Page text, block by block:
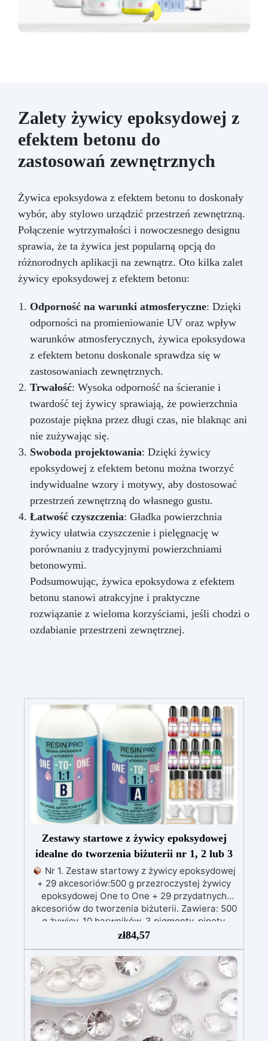
Zalety żywicy epoksydowej z
efektem betonu do
zastosowań zewnętrznych
Żywica epoksydowa z efektem betonu to doskonały
wybór, aby stylowo urządzić przestrzeń zewnętrzną.
Połączenie wytrzymałości i nowoczesnego designu
sprawia, że ta żywica jest popularną opcją do
różnorodnych aplikacji na zewnątrz. Oto kilka zalet
żywicy epoksydowej z efektem betonu:
Odporność na warunki atmosferyczne: Dzięki
odporności na promieniowanie UV oraz wpływ
warunków atmosferycznych, żywica epoksydowa
z efektem betonu doskonale sprawdza się w
zastosowaniach zewnętrznych.
Trwałość: Wysoka odporność na ścieranie i
twardość tej żywicy sprawiają, że powierzchnia
pozostaje piękna przez długi czas, nie blaknąc ani
nie zużywając się.
Swoboda projektowania: Dzięki żywicy
epoksydowej z efektem betonu można tworzyć
indywidualne wzory i motywy, aby dostosować
przestrzeń zewnętrzną do własnego gustu.
Łatwość czyszczenia: Gładka powierzchnia
żywicy ułatwia czyszczenie i pielęgnację w
porównaniu z tradycyjnymi powierzchniami
betonowymi.
Podsumowując, żywica epoksydowa z efektem
betonu stanowi atrakcyjne i praktyczne
rozwiązanie z wieloma korzyściami, jeśli chodzi o
ozdabianie przestrzeni zewnętrznej.
Zestawy startowe z żywicy epoksydowej
idealne do tworzenia biżuterii nr 1, 2 lub 3
Nr 1. Zestaw startowy z żywicy epoksydowej
+ 29 akcesoriów:500 g przezroczystej żywicy
epoksydowej One to One + 29 przydatnych
akcesoriów do tworzenia biżuterii. Zawiera: 500
g żywicy, 10 barwników, 3 pigmenty, pipety,
Nr 2. Zestaw startowy z żywicy epoksydowej
+ 100 akcesoriów:500 g przezroczystej żywicy
epoksydowej One to One + 100 przydatnych
akcesoriów do tworzenia biżuterii. Zawiera: 500
g żywicy, 12 dodatków dekoracyjnych, suszone
kwiaty, silikonową formę z literami, breloczki,
końcówki do miniwiertarki, ponad 100
elementów.
zł84,57